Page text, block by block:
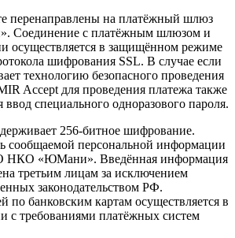
перенаправлены на платёжный шлюз
с платёжным шлюзом и
осуществляется в защищённом режиме
шифрования SSL. В случае если
технологию безопасного проведения
Accept для проведения платежа также
ввод специального одноразового пароля.
256-битное шифрование.
сообщаемой персональной информации
НКО «ЮМани». Введённая информация
третьим лицам за исключением
законодательством РФ.
по банковским картам осуществляется в
с требованиями платёжных систем